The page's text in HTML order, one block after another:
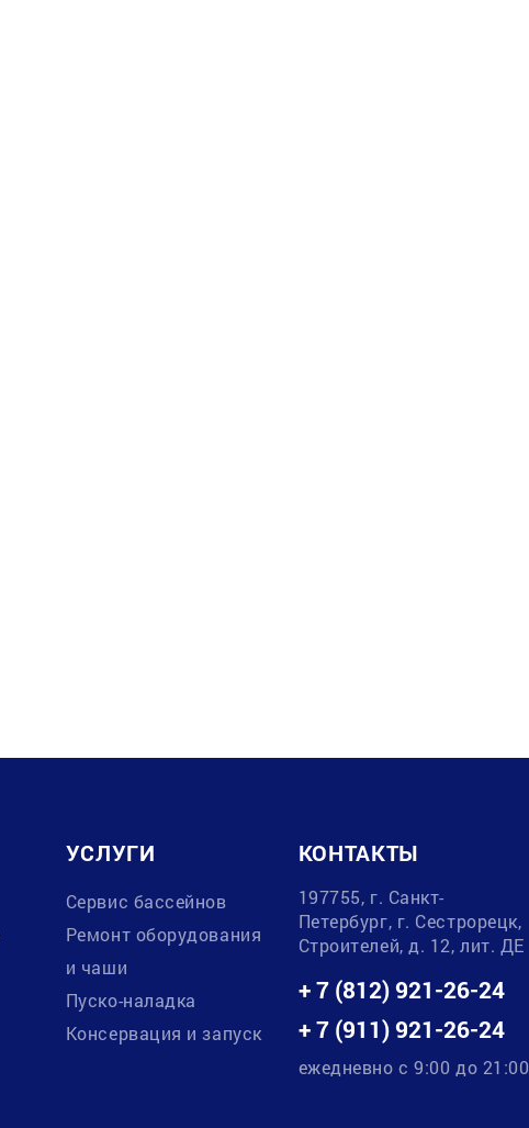
УСЛУГИ
Сервис бассейнов
Ремонт оборудования
и чаши
Пуско-наладка
Консервация и запуск
КОНТАКТЫ
197755, г. Санкт-
Петербург, г. Сестрорецк,
Строителей, д. 12, лит. ДЕ
+ 7 (812) 921-26-24
+ 7 (911) 921-26-24
ежедневно с 9:00 до 21:00